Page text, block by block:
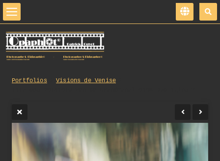
Portfolios
Visions de Venise